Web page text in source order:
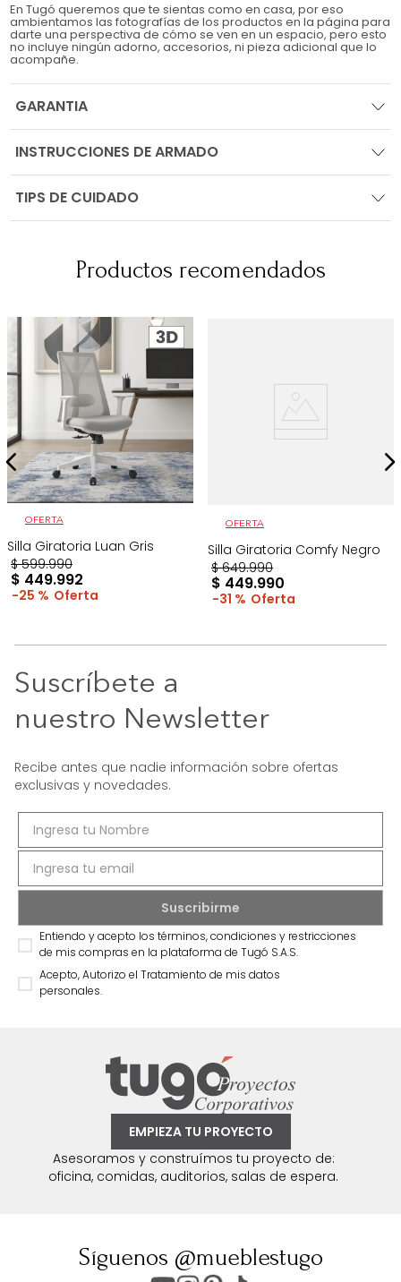
En Tugó queremos que te sientas como en casa, por eso
ambientamos las fotografías de los productos en la página para
darte una perspectiva de cómo se ven en un espacio, pero esto
no incluye ningún adorno, accesorios, ni pieza adicional que lo
acompañe.
GARANTIA
INSTRUCCIONES DE ARMADO
TIPS DE CUIDADO
Productos recomendados
OFERTA
Silla Giratoria Luan Gris
$ 599.990
$ 449.992
25 %
OFERTA
Silla Giratoria Comfy Negro
$ 649.990
$ 449.990
31 %
Suscríbete a
nuestro Newsletter
Recibe antes que nadie información sobre ofertas
exclusivas y novedades.
Entiendo y acepto los términos, condiciones y restricciones
de mis compras en la plataforma de Tugó S.A.S.
Acepto, Autorizo el Tratamiento de mis datos
personales.
EMPIEZA TU PROYECTO
Asesoramos y construímos tu proyecto de:
oficina, comidas, auditorios, salas de espera.
Síguenos @mueblestugo